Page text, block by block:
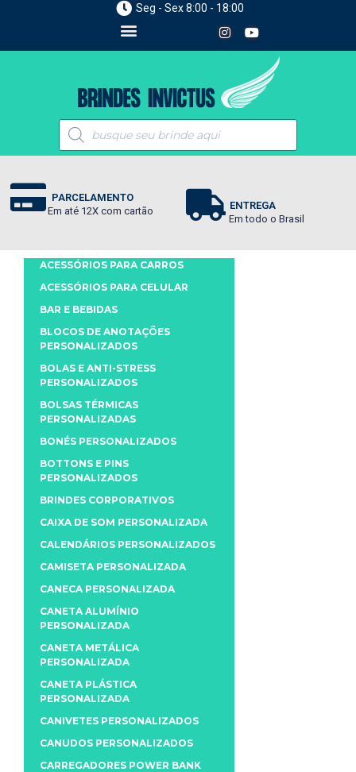
Seg - Sex 8:00 - 18:00
PARCELAMENTO
Em até 12X com cartão
ENTREGA
Em todo o Brasil
ACESSÓRIOS PARA CARROS
ACESSÓRIOS PARA CELULAR
BAR E BEBIDAS
BLOCOS DE ANOTAÇÕES
PERSONALIZADOS
BOLAS E ANTI-STRESS
PERSONALIZADOS
BOLSAS TÉRMICAS
PERSONALIZADAS
BONÉS PERSONALIZADOS
BOTTONS E PINS
PERSONALIZADOS
BRINDES CORPORATIVOS
CAIXA DE SOM PERSONALIZADA
CALENDÁRIOS PERSONALIZADOS
CAMISETA PERSONALIZADA
CANECA PERSONALIZADA
CANETA ALUMÍNIO
PERSONALIZADA
CANETA METÁLICA
PERSONALIZADA
CANETA PLÁSTICA
PERSONALIZADA
CANIVETES PERSONALIZADOS
CANUDOS PERSONALIZADOS
CARREGADORES POWER BANK